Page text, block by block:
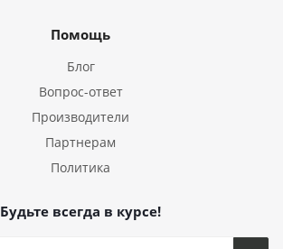
Помощь
Блог
Вопрос-ответ
Производители
Партнерам
Политика
Будьте всегда в курсе!